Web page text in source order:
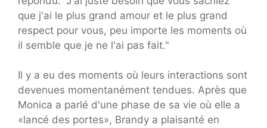
que j'ai le plus grand amour et le plus grand
respect pour vous, peu importe les moments où
il semble que je ne l'ai pas fait."
Il y a eu des moments où leurs interactions sont
devenues momentanément tendues. Après que
Monica a parlé d'une phase de sa vie où elle a
«lancé des portes», Brandy a plaisanté en